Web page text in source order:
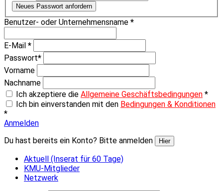
Neues Passwort anfordern
Benutzer- oder Unternehmensname *
E-Mail *
Passwort*
Vorname
Nachname
Ich akzeptiere die Allgemeine Geschäftsbedingungen *
Ich bin einverstanden mit den Bedingungen & Konditionen
*
Anmelden
Du hast bereits ein Konto? Bitte anmelden
Hier
Aktuell (Inserat für 60 Tage)
KMU-Mitglieder
Netzwerk